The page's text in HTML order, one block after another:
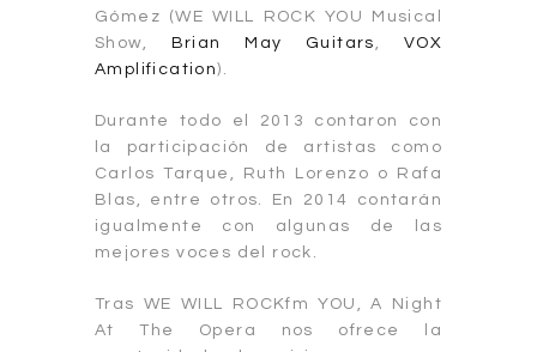
Gómez (WE WILL ROCK YOU Musical
Show,
Brian May Guitars , VOX
Amplification ).
Durante todo el 2013 contaron con
la participación de artistas como
Carlos Tarque, Ruth Lorenzo o Rafa
Blas, entre otros. En 2014 contarán
igualmente con algunas de las
mejores voces del rock.
Tras WE WILL ROCKfm YOU, A Night
At The Opera nos ofrece la